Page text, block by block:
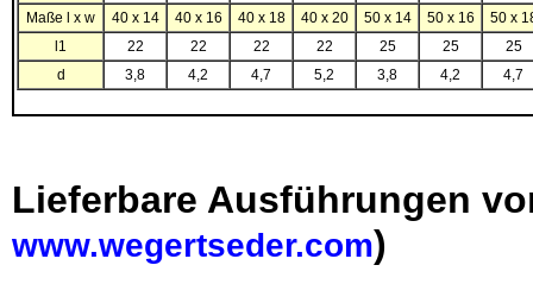
Maße l x w
40 x 14 40 x 16 40 x 18 40 x 20 50 x 14 50 x 16
50 x
l1
22 22 22 22 25 25
25
d
3,8 4,2 4,7 5,2 3,8 4,2 4,7
Lieferbare Ausführungen
www.wegertseder.com)